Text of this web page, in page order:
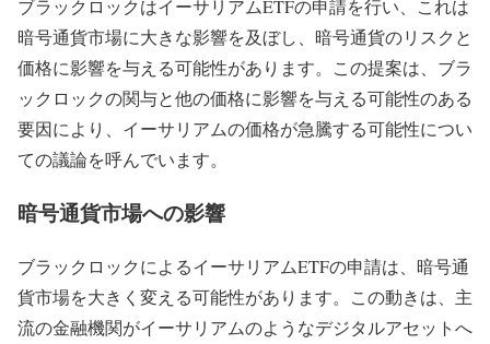
ブラックロックはイーサリアムETFの申請を行い、これは
暗号通貨市場に大きな影響を及ぼし、暗号通貨のリスクと
価格に影響を与える可能性があります。この提案は、ブラ
ックロックの関与と他の価格に影響を与える可能性のある
要因により、イーサリアムの価格が急騰する可能性につい
ての議論を呼んでいます。
暗号通貨市場への影響
ブラックロックによるイーサリアムETFの申請は、暗号通
貨市場を大きく変える可能性があります。この動きは、主
流の金融機関がイーサリアムのようなデジタルアセットへ